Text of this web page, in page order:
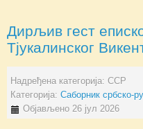
Дирљив гест
Тјукалинског
Надређена категорија: ССР
Категорија: Саборник србско-
Објављено 26 јул 2026